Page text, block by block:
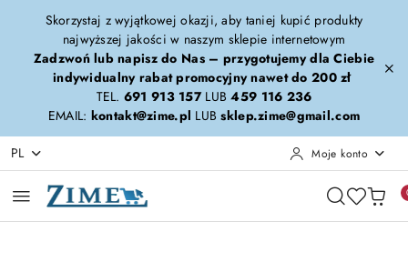
Przejdź do treści głównej
Przejdź do wyszukiwarki
Przejdź do moje konto
Przejdź do menu głównego
Przejdź do opisu produktu
Przejdź do stopki
Skorzystaj z wyjątkowej okazji, aby taniej kupić produkty
najwyższej jakości w naszym sklepie internetowym
Zadzwoń lub napisz do Nas – przygotujemy dla Ciebie
indywidualny rabat promocyjny nawet do 200 zł
TEL. 691 913 157LUB459 116 236
EMAIL: kontakt@zime.pl LUBsklep.zime@gmail.com
PL Moje konto